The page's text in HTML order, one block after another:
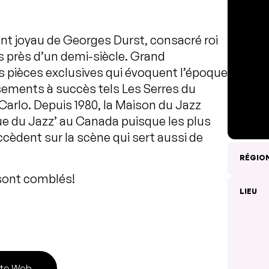
joyau de Georges Durst, consacré roi
d’un demi-siècle. Grand
exclusives qui évoquent l’époque
à succès tels Les Serres du
Depuis 1980, la Maison du Jazz
du Jazz’ au Canada puisque les plus
sur la scène qui sert aussi de
comblés!
LIEU